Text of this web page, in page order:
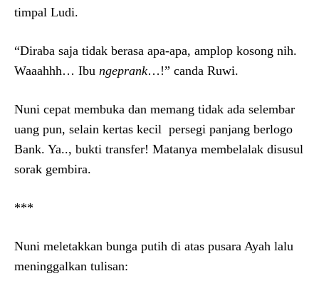
timpal Ludi.
“Diraba saja tidak berasa apa-apa, amplop kosong nih.
Waaahhh… Ibu ngeprank…!” canda Ruwi.
Nuni cepat membuka dan memang tidak ada selembar
uang pun, selain kertas kecil persegi panjang berlogo
Bank. Ya.., bukti transfer! Matanya membelalak disusul
sorak gembira.
***
Nuni meletakkan bunga putih di atas pusara Ayah lalu
meninggalkan tulisan: